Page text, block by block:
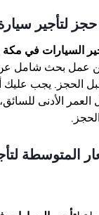
حجز لتأجير
السيارات في مكة
عمل بحث شامل عن
الحجز. يجب عليك
العمر الأدنى
المتوسطة